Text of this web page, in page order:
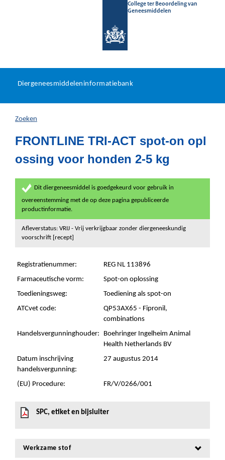
College ter Beoordeling van
Geneesmiddelen
U
hier:
Diergeneesmiddeleninformatiebank
Zoeken
FRONTLINE TRI-ACT spot-on opl
ossing voor honden 2-5 kg
Dit diergeneesmiddel is goedgekeurd voor gebruik in
overeenstemming met de op deze pagina gepubliceerde
productinformatie.
Afleverstatus: VRIJ - Vrij verkrijgbaar zonder diergeneeskundig
voorschrift [recept]
Registratienummer:
REG NL 113896
Farmaceutische vorm:
Spot-on oplossing
Toedieningsweg:
Toediening als spot-on
ATCvet code:
QP53AX65 - Fipronil,
combinations
Handelsvergunninghouder:
Boehringer Ingelheim Animal
Health Netherlands BV
Datum inschrijving
handelsvergunning:
27 augustus 2014
(EU) Procedure: FR/V/0266/001
SPC, etiket en bijsluiter
Werkzame stof